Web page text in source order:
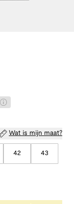
Wat is mijn maat?
42 43